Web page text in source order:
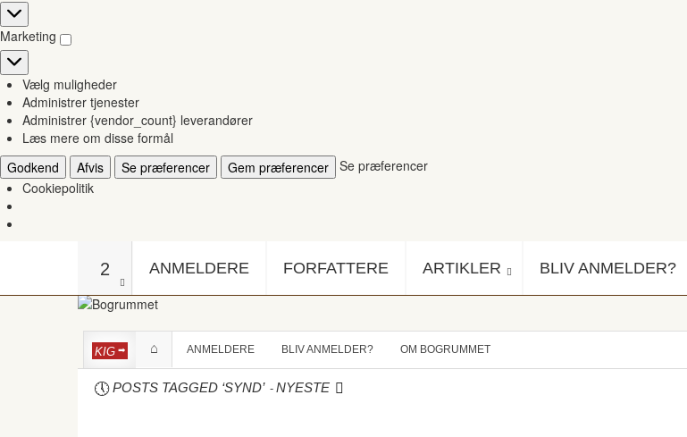
Statistikker
Marketing
Marketing
Vælg muligheder
Administrer tjenester
Administrer {vendor_count} leverandører
Læs mere om disse formål
Godkend
Afvis Se præferencer Gem præferencer Se præferencer
Cookiepolitik
2 ANMELDERE FORFATTERE ARTIKLER BLIV ANMELDER?
KIG ANMELDERE BLIV ANMELDER? OM BOGRUMMET
POSTS TAGGED ‘SYND’ -NYESTE